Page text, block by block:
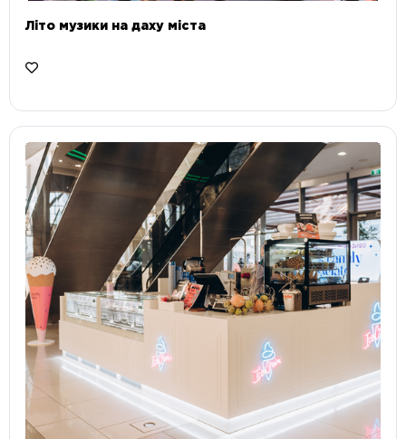
Літо музики на даху міста